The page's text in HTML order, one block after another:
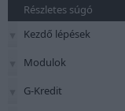
Részletes súgó
Kezdő lépések
Modulok
G-Kredit